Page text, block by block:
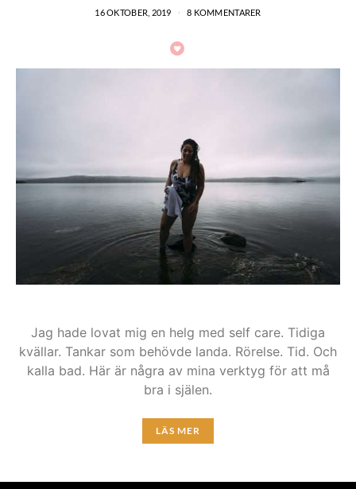
16 OKTOBER, 2019 8 KOMMENTARER
Jag hade lovat mig en helg med self care. Tidiga
kvällar. Tankar som behövde landa. Rörelse. Tid. Och
kalla bad. Här är några av mina verktyg för att må
bra i själen.
LÄS MER